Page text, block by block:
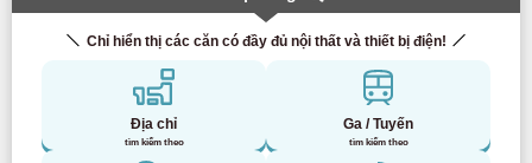
Chỉ hiển thị các căn có đầy đủ nội thất và thiết bị điện!
Địa chỉ
tìm kiếm theo
Ga / Tuyến
tìm kiếm theo